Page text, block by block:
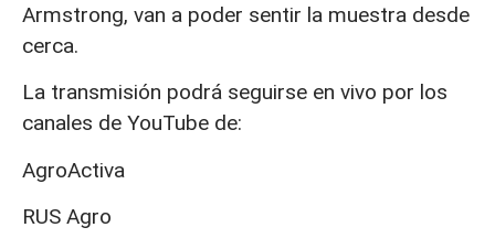
Armstrong, van a poder sentir la muestra desde
cerca.
La transmisión podrá seguirse en vivo por los
canales de YouTube de:
AgroActiva
RUS Agro